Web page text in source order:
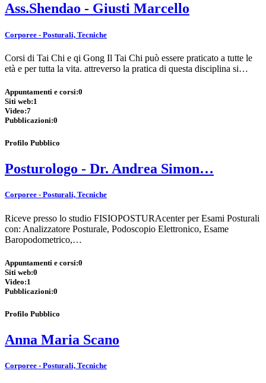
Ass.Shendao - Giusti Marcello
Corporee - Posturali, Tecniche
Corsi di Tai Chi e qi Gong Il Tai Chi può essere praticato a tutte le
età e per tutta la vita. attreverso la pratica di questa disciplina si…
Appuntamenti e corsi:0
Siti web:1
Video:7
Pubblicazioni:0
Profilo Pubblico
Posturologo - Dr. Andrea Simon…
Corporee - Posturali, Tecniche
Riceve presso lo studio FISIOPOSTURAcenter per Esami Posturali
con: Analizzatore Posturale, Podoscopio Elettronico, Esame
Baropodometrico,…
Appuntamenti e corsi:0
Siti web:0
Video:1
Pubblicazioni:0
Profilo Pubblico
Anna Maria Scano
Corporee - Posturali, Tecniche